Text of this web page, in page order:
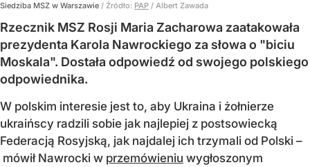
Siedziba MSZ w Warszawie / Źródło: PAP / Albert Zawada
Rzecznik MSZ Rosji Maria Zacharowa zaatakowała
prezydenta Karola Nawrockiego za słowa o "biciu
Moskala". Dostała odpowiedź od swojego polskiego
odpowiednika.
W polskim interesie jest to, aby Ukraina i żołnierze
ukraińscy radzili sobie jak najlepiej z postsowiecką
Federacją Rosyjską, jak najdalej ich trzymali od Polski –
mówił Nawrocki w przemówieniu wygłoszonym